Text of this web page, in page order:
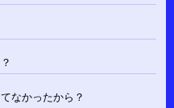
なかったから？